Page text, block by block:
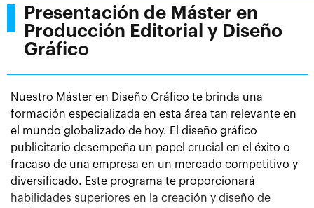
Presentación de Máster en
Producción Editorial y Diseño
Gráfico
Nuestro Máster en Diseño Gráfico te brinda una
formación especializada en esta área tan relevante en
el mundo globalizado de hoy. El diseño gráfico
publicitario desempeña un papel crucial en el éxito o
fracaso de una empresa en un mercado competitivo y
diversificado. Este programa te proporcionará
habilidades superiores en la creación y diseño de